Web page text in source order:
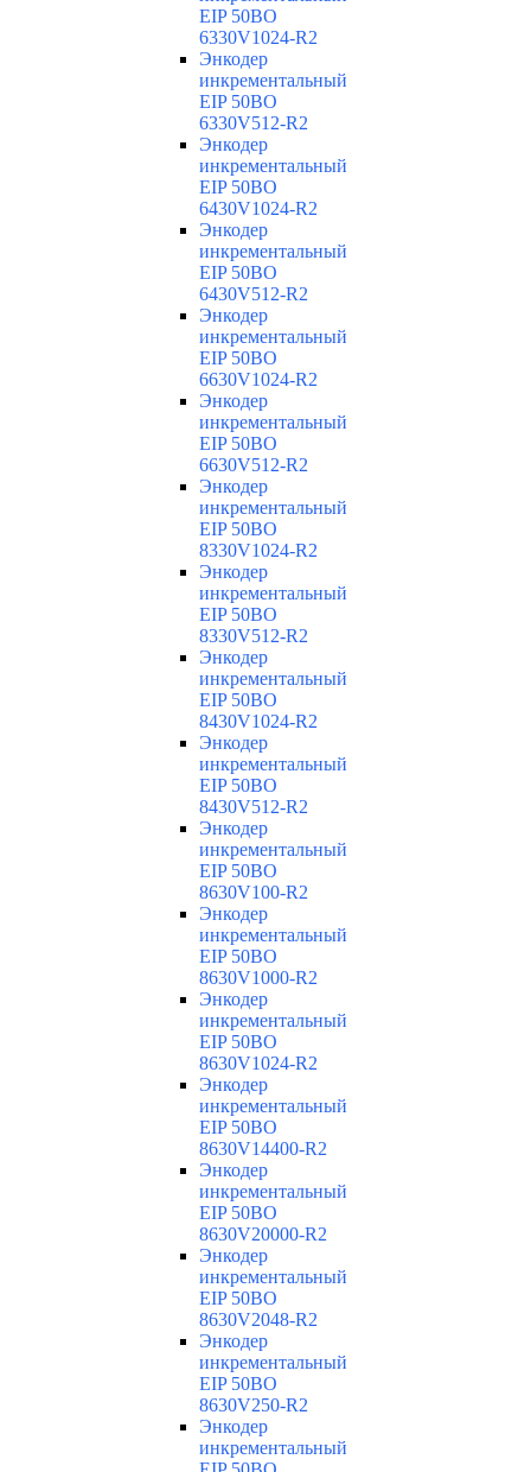
EIP 50BO
6330V1024-R2
Энкодер
инкрементальный
EIP 50BO
6330V512-R2
Энкодер
инкрементальный
EIP 50BO
6430V1024-R2
Энкодер
инкрементальный
EIP 50BO
6430V512-R2
Энкодер
инкрементальный
EIP 50BO
6630V1024-R2
Энкодер
инкрементальный
EIP 50BO
6630V512-R2
Энкодер
инкрементальный
EIP 50BO
8330V1024-R2
Энкодер
инкрементальный
EIP 50BO
8330V512-R2
Энкодер
инкрементальный
EIP 50BO
8430V1024-R2
Энкодер
инкрементальный
EIP 50BO
8430V512-R2
Энкодер
инкрементальный
EIP 50BO
8630V100-R2
Энкодер
инкрементальный
EIP 50BO
8630V1000-R2
Энкодер
инкрементальный
EIP 50BO
8630V1024-R2
Энкодер
инкрементальный
EIP 50BO
8630V14400-R2
Энкодер
инкрементальный
EIP 50BO
8630V20000-R2
Энкодер
инкрементальный
EIP 50BO
8630V2048-R2
Энкодер
инкрементальный
EIP 50BO
8630V250-R2
Энкодер
инкрементальный